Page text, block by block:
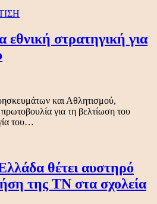
στρατηγική για
και Αθλητισμού,
για τη βελτίωση του
του…
θέτει αυστηρό
της ΤΝ στα σχολεία